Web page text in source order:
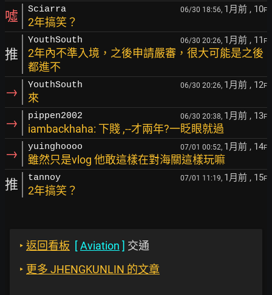
噓 Sciarra 06/30 18:56, 1月前 , 10F
2年搞笑？
推
YouthSouth 06/30 20:26, 1月前 , 11 F
2年內不準入境，之後申請嚴審，很大可能是之後
都進不
→ YouthSouth 06/30 20:26, 1月前 , 12F
來
→ pippen2002 06/30 20:38, 1月前 , 13F
iambackhaha: 下賤 ,--才兩年?一眨眼就過
→ yuinghoooo 07/01 00:52, 1月前 , 14F
雖然只是vlog 他敢這樣在對海關這樣玩嘛
推 tannoy 07/01 11:19, 1月前 , 15F
2年搞笑？
‣ 返回看板 [Aviation ] 交通
‣ 更多 JHENGKUNLIN 的文章